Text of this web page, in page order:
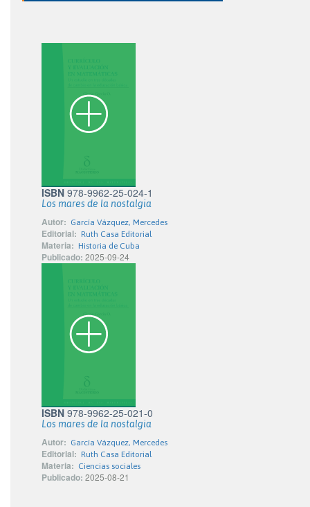
ISBN 978-9962-25-024-1
Los mares de la nostalgia
Autor: García Vázquez, Mercedes
Editorial: Ruth Casa Editorial
Materia: Historia de Cuba
Publicado: 2025-09-24
ISBN 978-9962-25-021-0
Los mares de la nostalgia
Autor: García Vázquez, Mercedes
Editorial: Ruth Casa Editorial
Materia: Ciencias sociales
Publicado: 2025-08-21